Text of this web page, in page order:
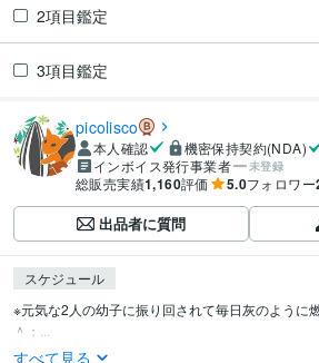
2項目鑑定
3項目鑑定
picolisco
本人確認
機密保持契約(NDA)
インボイス発行事業者
未登録
総販売実績1,160評価 5.0フォロワー
出品者に質問
スケジュール
※元気な2人の幼子に振り回されて毎日灰のように
＾；...
すべて見る